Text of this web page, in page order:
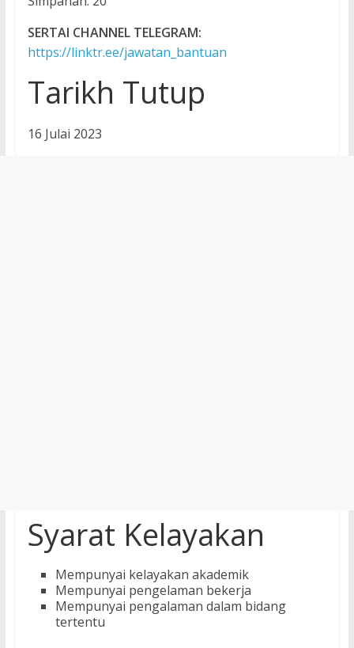
SERTAI CHANNEL TELEGRAM:
https://linktr.ee/jawatan_bantuan
Tarikh Tutup
16 Julai 2023
Syarat Kelayakan
Mempunyai kelayakan akademik
Mempunyai pengelaman bekerja
Mempunyai pengalaman dalam bidang
tertentu